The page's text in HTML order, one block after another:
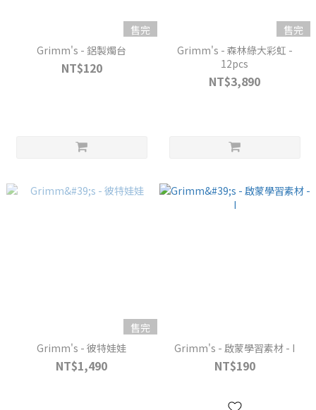
售完
Grimm's - 鋁製燭台
NT$120
售完
Grimm's - 森林綠大彩虹 -
12pcs
NT$3,890
售完
Grimm's - 彼特娃娃
NT$1,490
Grimm's - 啟蒙學習素材 - I
NT$190